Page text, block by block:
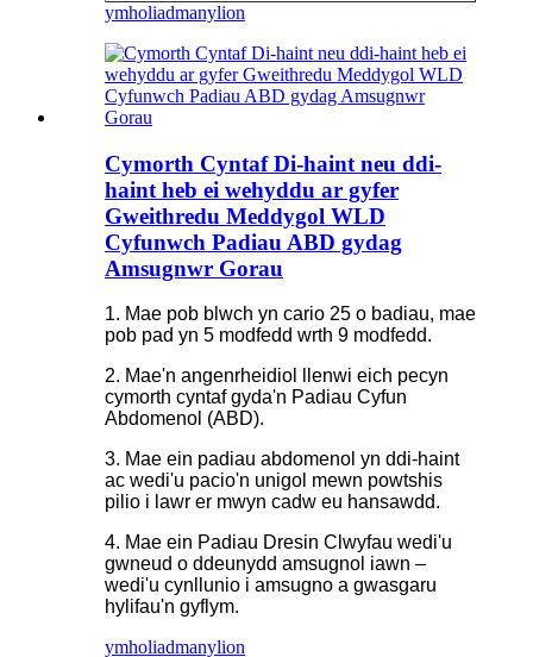
ymholiadmanylion
Cymorth Cyntaf Di-haint neu ddi-
haint heb ei wehyddu ar gyfer
Gweithredu Meddygol WLD
Cyfunwch Padiau ABD gydag
Amsugnwr Gorau
1. Mae pob blwch yn cario 25 o badiau, mae
pob pad yn 5 modfedd wrth 9 modfedd.
2. Mae'n angenrheidiol llenwi eich pecyn
cymorth cyntaf gyda'n Padiau Cyfun
Abdomenol (ABD).
3. Mae ein padiau abdomenol yn ddi-haint
ac wedi'u pacio'n unigol mewn powtshis
pilio i lawr er mwyn cadw eu hansawdd.
4. Mae ein Padiau Dresin Clwyfau wedi'u
gwneud o ddeunydd amsugnol iawn –
wedi'u cynllunio i amsugno a gwasgaru
hylifau'n gyflym.
ymholiadmanylion